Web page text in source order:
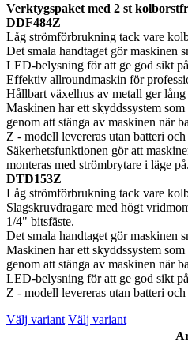
Verktygspaket med 2 st
DDF484Z
Låg strömförbrukning tack vare
Det smala handtaget gör maskinen
LED-belysning för att ge god sikt
Effektiv allroundmaskin för
Hållbart växelhus av metall ger
Maskinen har ett skyddssystem
genom att stänga av maskinen när
Z - modell levereras utan batteri och
Säkerhetsfunktionen gör att
monteras med strömbrytare i läge på.
DTD153Z
Låg strömförbrukning tack vare
Slagskruvdragare med högt
1/4" bitsfäste.
Det smala handtaget gör maskinen
Maskinen har ett skyddssystem
genom att stänga av maskinen när
LED-belysning för att ge god sikt
Z - modell levereras utan batteri och
Välj variant Välj variant